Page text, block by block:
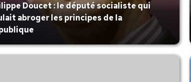
Doucet : le député socialiste qui
abroger les principes de la